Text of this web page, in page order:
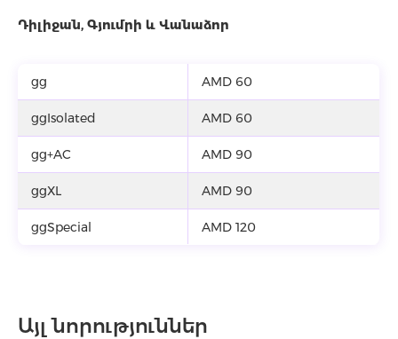
Դիլիջան, Գյումրի և Վանաձոր
gg AMD 60
ggIsolated AMD 60
gg+AC AMD 90
ggXL AMD 90
ggSpecial AMD 120
Այլ նորություններ